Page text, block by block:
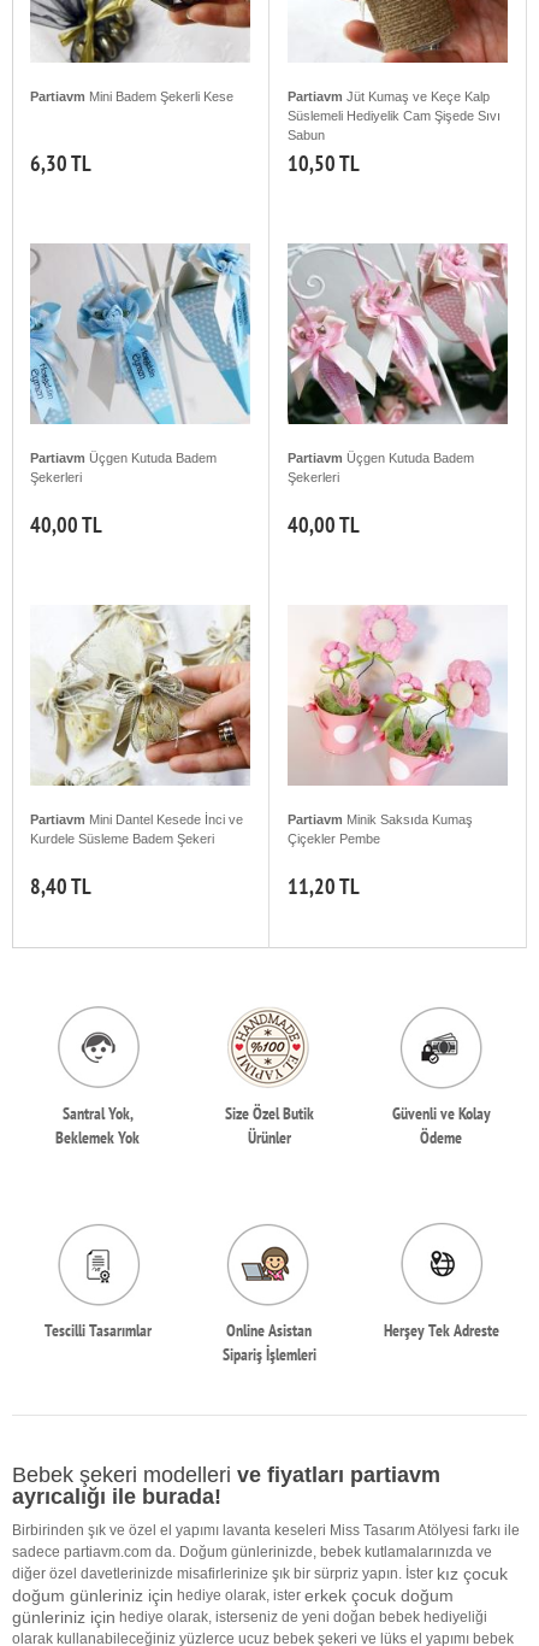
Partiavm Mini Badem Şekerli Kese
6,30 TL
Partiavm Jüt Kumaş ve Keçe Kalp
Süslemeli Hediyelik Cam Şişede Sıvı
Sabun
10,50 TL
Partiavm Üçgen Kutuda Badem
Şekerleri
40,00 TL
Partiavm Üçgen Kutuda Badem
Şekerleri
40,00 TL
Partiavm Mini Dantel Kesede İnci ve
Kurdele Süsleme Badem Şekeri
8,40 TL
Partiavm Minik Saksıda Kumaş
Çiçekler Pembe
11,20 TL
Santral Yok,
Beklemek Yok
Size Özel Butik
Ürünler
Güvenli ve Kolay
Ödeme
Tescilli Tasarımlar
Online Asistan
Sipariş İşlemleri
Herşey Tek Adreste
Bebek şekeri modelleri ve fiyatları partiavm
ayrıcalığı ile burada!
Birbirinden şık ve özel el yapımı lavanta keseleri Miss Tasarım Atölyesi farkı ile
sadece partiavm.com da. Doğum günlerinizde, bebek kutlamalarınızda ve
diğer özel davetlerinizde misafirlerinize şık bir sürpriz yapın. İster kız çocuk
doğum günleriniz için hediye olarak, ister erkek çocuk doğum
günleriniz için hediye olarak, isterseniz de yeni doğan bebek hediyeliği
olarak kullanabileceğiniz yüzlerce ucuz bebek şekeri ve lüks el yapımı bebek